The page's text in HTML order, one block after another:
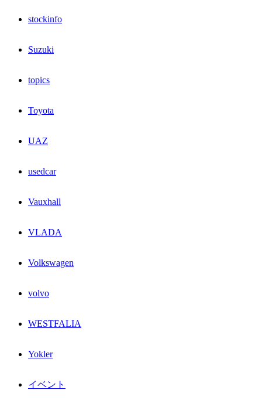
stockinfo
Suzuki
topics
Toyota
UAZ
usedcar
Vauxhall
VLADA
Volkswagen
volvo
WESTFALIA
Yokler
イベント